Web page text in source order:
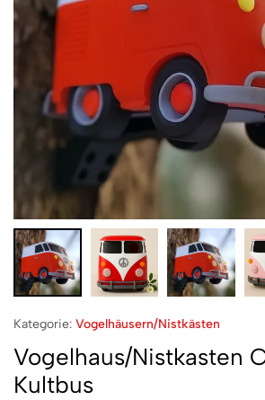
Kategorie: Vogelhäusern/Nistkästen
Vogelhaus/Nistkasten
Kultbus